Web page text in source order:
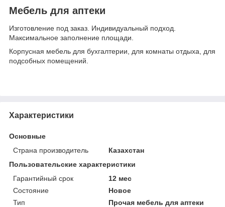
Мебель для аптеки
Изготовление под заказ. Индивидуальный подход.
Максимальное заполнение площади.
Корпусная мебель для бухгалтерии, для комнаты отдыха, для
подсобных помещений.
Характеристики
Основные
Страна производитель
Казахстан
Пользовательские характеристики
Гарантийный срок
12 мес
Состояние
Новое
Тип
Прочая мебель для аптеки